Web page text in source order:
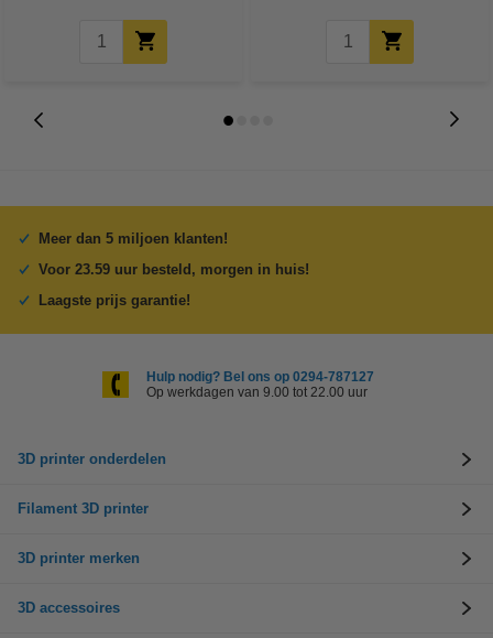
Meer dan 5 miljoen klanten!
Voor 23.59 uur besteld, morgen in huis!
Laagste prijs garantie!
Hulp nodig? Bel ons op 0294-787127
Op werkdagen van 9.00 tot 22.00 uur
3D printer onderdelen
Filament 3D printer
3D printer merken
3D accessoires